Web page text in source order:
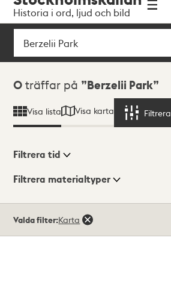
navigationen
huvudinnehållet
Historia i ord, ljud och bild
Sök
Sökresultat
0 träffar på Berzelii Park
Visa lista Visa karta Filtrera
Visningsläge
Filtrera tid
Filtrera materialtyper
träffar
Valda filter:Karta